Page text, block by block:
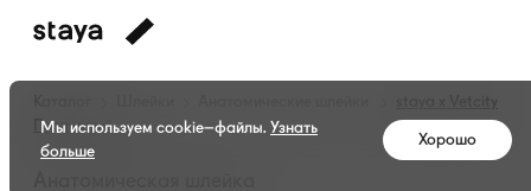
staya x Vetcity
Пурпурный
Мы используем cookie–файлы. Узнать
больше
Хорошо